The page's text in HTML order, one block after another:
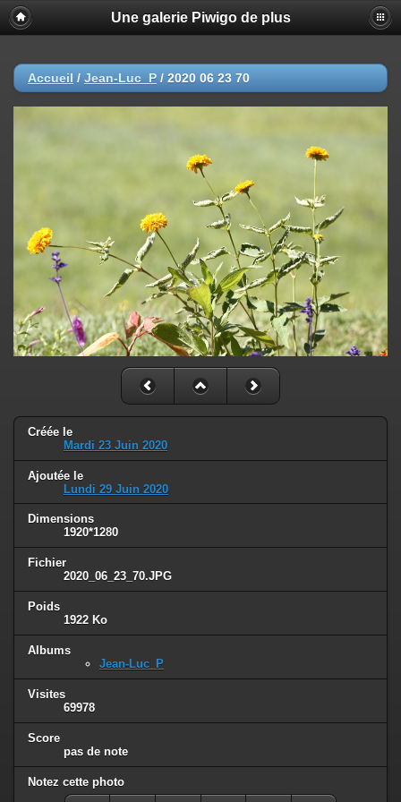
Une galerie Piwigo de plus
Accueil / Jean-Luc_P / 2020 06 23 70
Créée le
Mardi 23 Juin 2020
Ajoutée le
Lundi 29 Juin 2020
Dimensions
1920*1280
Fichier
2020_06_23_70.JPG
Poids
1922 Ko
Albums
Jean-Luc_P
Visites
69978
Score
pas de note
Notez cette photo